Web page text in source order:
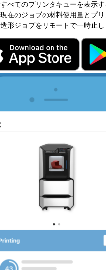
すべてのプリンタキューを表示す
現在のジョブの材料使用量とプ
造形ジョブをリモートで一時止